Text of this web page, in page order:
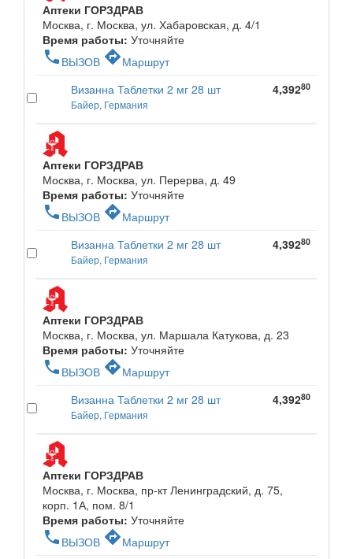
Аптеки ГОРЗДРАВ
Москва, г. Москва, ул. Хабаровская, д. 4/1
Время работы: Уточняйте
phone ВЫЗОВ directionsМаршрут
Визанна Таблетки 2 мг 28 шт
Байер, Германия
4,39280
Аптеки ГОРЗДРАВ
Москва, г. Москва, ул. Перерва, д. 49
Время работы: Уточняйте
phone ВЫЗОВ directionsМаршрут
Визанна Таблетки 2 мг 28 шт
Байер, Германия
4,39280
Аптеки ГОРЗДРАВ
Москва, г. Москва, ул. Маршала Катукова, д. 23
Время работы: Уточняйте
phone ВЫЗОВ directionsМаршрут
Визанна Таблетки 2 мг 28 шт
Байер, Германия
4,39280
Аптеки ГОРЗДРАВ
Москва, г. Москва, пр-кт Ленинградский, д. 75,
корп. 1А, пом. 8/1
Время работы: Уточняйте
phone ВЫЗОВ directionsМаршрут